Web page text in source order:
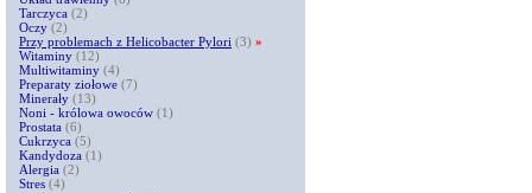
Tarczyca (2)
Oczy (2)
Przy problemach z Helicobacter Pylori (3) »
Witaminy (12)
Multiwitaminy (4)
Preparaty ziołowe (7)
Minerały (13)
Noni - królowa owoców (1)
Prostata (6)
Cukrzyca (5)
Kandydoza (1)
Alergia (2)
Stres (4)